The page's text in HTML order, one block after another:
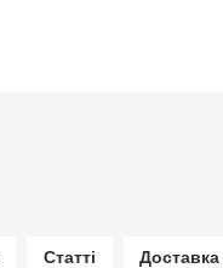
Статті Доставка